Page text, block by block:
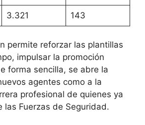
3.321 143
permite reforzar las plantillas
impulsar la promoción
forma sencilla, se abre la
agentes como a la
profesional de quienes ya
las Fuerzas de Seguridad.